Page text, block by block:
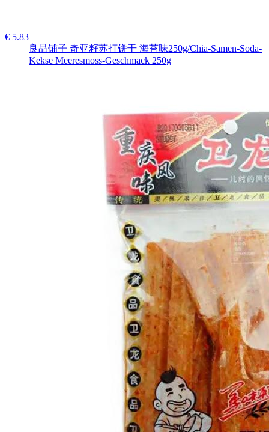
€ 5.83
良品铺子 奇亚籽苏打饼干 海苔味250g/Chia-Samen-Soda-
Kekse Meeresmoss-Geschmack 250g